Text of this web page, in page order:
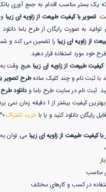
یک بستر مناسب اقدام به جمع آوری
تصویر با کیفیت طبیعت از زاویه ای زیباو
توانید به صورت رایگان از طرح باما
از زاویه ای زیبارا تضمین می کند و شما
خود مورد استفاده قرار دهید.
کیفیت طبیعت از زاویه ای زیبا هیچ وقت به
با ثبت نام و چند کلیک سادهطرح تصویر
ثبت نام در سایت طرح باما و دانلود
با بهترین کیفیت بیشتر از 1
خرید اشتراک30 عدد فایل رایگان دانلود کنید.
کیفیت طبیعت از زاویه ای زیبامی توان به
مناسب
در کسب و کارهای مختلف